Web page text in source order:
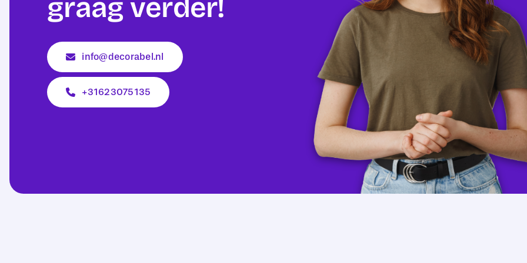
graag verder!
info@decorabel.nl
+31623075135